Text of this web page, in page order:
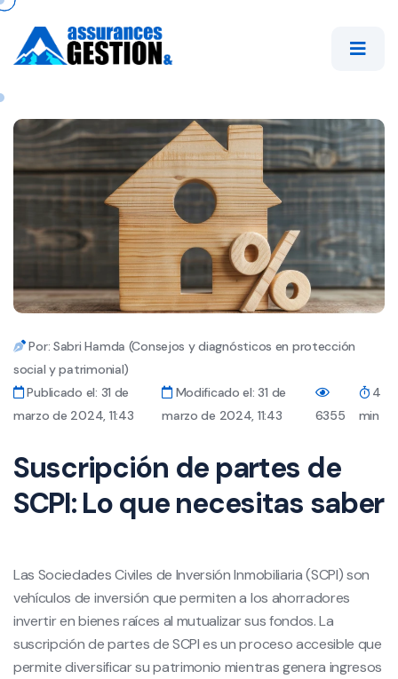
Por: Sabri Hamda (Consejos y diagnósticos en protección
social y patrimonial)
Publicado el: 31 de
marzo de 2024, 11:43
Modificado el: 31 de
marzo de 2024, 11:43
6355
4
min
Suscripción de partes de
SCPI: Lo que necesitas saber
Las Sociedades Civiles de Inversión Inmobiliaria (SCPI) son
vehículos de inversión que permiten a los ahorradores
invertir en bienes raíces al mutualizar sus fondos. La
suscripción de partes de SCPI es un proceso accesible que
permite diversificar su patrimonio mientras genera ingresos